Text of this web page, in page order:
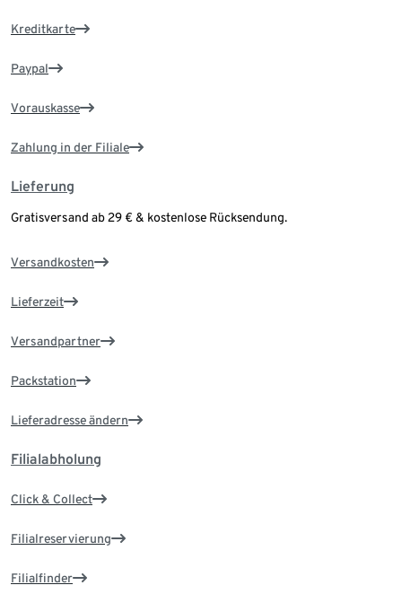
Kreditkarte
Paypal
Vorauskasse
Zahlung in der Filiale
Lieferung
Gratisversand ab 29 € & kostenlose Rücksendung.
Versandkosten
Lieferzeit
Versandpartner
Packstation
Lieferadresse ändern
Filialabholung
Click & Collect
Filialreservierung
Filialfinder